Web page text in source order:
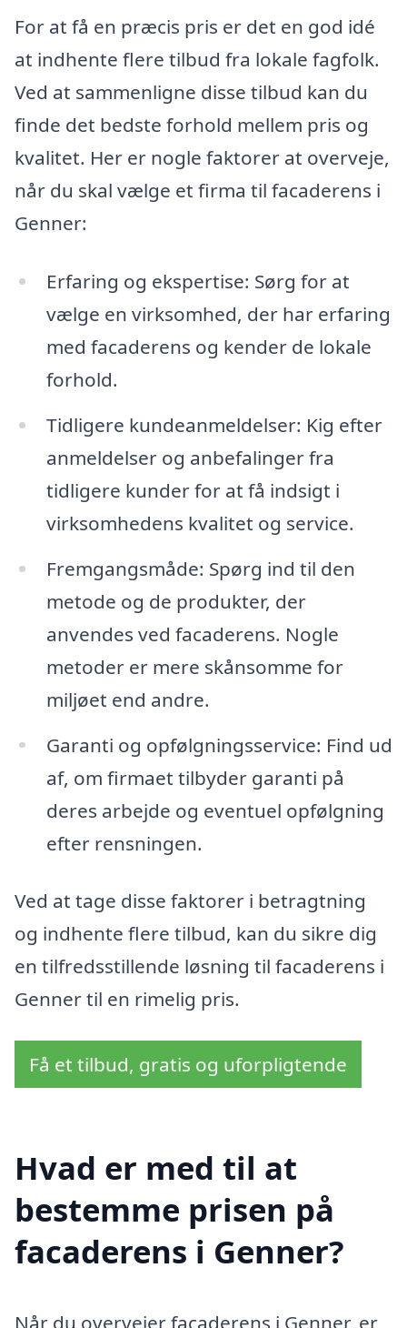
For at få en præcis pris er det en god idé
at indhente flere tilbud fra lokale fagfolk.
Ved at sammenligne disse tilbud kan du
finde det bedste forhold mellem pris og
kvalitet. Her er nogle faktorer at overveje,
når du skal vælge et firma til facaderens i
Genner:
Erfaring og ekspertise: Sørg for at
vælge en virksomhed, der har erfaring
med facaderens og kender de lokale
forhold.
Tidligere kundeanmeldelser: Kig efter
anmeldelser og anbefalinger fra
tidligere kunder for at få indsigt i
virksomhedens kvalitet og service.
Fremgangsmåde: Spørg ind til den
metode og de produkter, der
anvendes ved facaderens. Nogle
metoder er mere skånsomme for
miljøet end andre.
Garanti og opfølgningsservice: Find ud
af, om firmaet tilbyder garanti på
deres arbejde og eventuel opfølgning
efter rensningen.
Ved at tage disse faktorer i betragtning
og indhente flere tilbud, kan du sikre dig
en tilfredsstillende løsning til facaderens i
Genner til en rimelig pris.
Få et tilbud, gratis og uforpligtende
Hvad er med til at
bestemme prisen på
facaderens i Genner?
Når du overvejer facaderens i Genner, er